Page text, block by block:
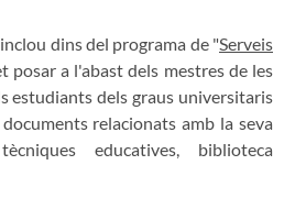
dins del programa de "Serveis
posar a l'abast dels mestres de les
estudiants dels graus universitaris
relacionats amb la seva
educatives, biblioteca